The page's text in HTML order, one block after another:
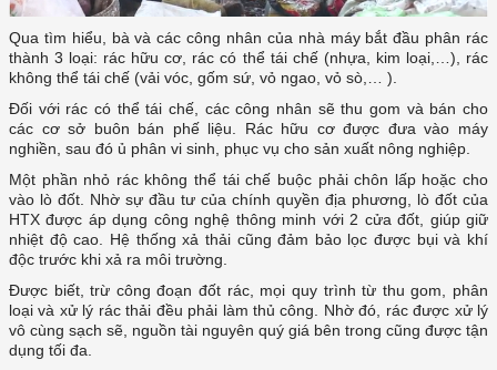
Qua tìm hiểu, bà và các công nhân của nhà máy bắt đầu phân rác
thành 3 loại: rác hữu cơ, rác có thể tái chế (nhựa, kim loại,…), rác
không thể tái chế (vải vóc, gốm sứ, vỏ ngao, vỏ sò,… ).
Đối với rác có thể tái chế, các công nhân sẽ thu gom và bán cho
các cơ sở buôn bán phế liệu. Rác hữu cơ được đưa vào máy
nghiền, sau đó ủ phân vi sinh, phục vụ cho sản xuất nông nghiệp.
Một phần nhỏ rác không thể tái chế buộc phải chôn lấp hoặc cho
vào lò đốt. Nhờ sự đầu tư của chính quyền địa phương, lò đốt của
HTX được áp dụng công nghệ thông minh với 2 cửa đốt, giúp giữ
nhiệt độ cao. Hệ thống xả thải cũng đảm bảo lọc được bụi và khí
độc trước khi xả ra môi trường.
Được biết, trừ công đoạn đốt rác, mọi quy trình từ thu gom, phân
loại và xử lý rác thải đều phải làm thủ công. Nhờ đó, rác được xử lý
vô cùng sạch sẽ, nguồn tài nguyên quý giá bên trong cũng được tận
dụng tối đa.